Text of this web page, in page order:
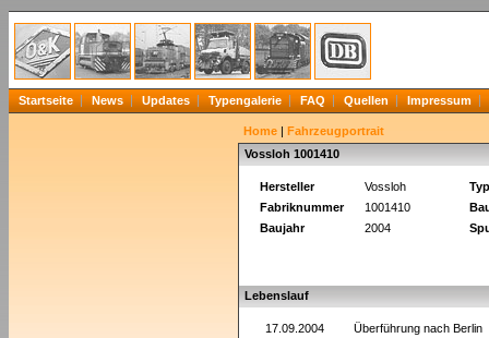
Startseite News Updates Typengalerie FAQ Quellen Impressum
Home | Fahrzeugportrait
Vossloh 1001410
Hersteller Vossloh
Typ
Fabriknummer
1001410
Baujahr
2004
Lebenslauf
17.09.2004
Überführung nach Berlin